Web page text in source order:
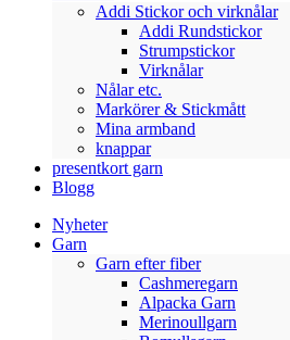
Addi Stickor och virknålar
Addi Rundstickor
Strumpstickor
Virknålar
Nålar etc.
Markörer & Stickmått
Mina armband
knappar
presentkort garn
Blogg
Nyheter
Garn
Garn efter fiber
Cashmeregarn
Alpacka Garn
Merinoullgarn